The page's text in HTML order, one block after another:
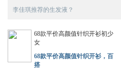
李佳琪推荐的生发液？
68款平价高颜值针织开衫初少
女
68款平价高颜值针织开衫，百
搭